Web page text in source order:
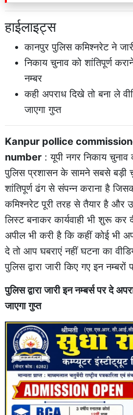
हाईलाइट्स
कानपुर पुलिस कमिश्नरेट ने
निकाय चुनाव को शांतिपूर्ण
नम्बर
कही अपराध दिखे तो बना ले
जाएगा गुप्त
Kanpur pollice
number : यूपी नगर निकाय
पुलिस प्रशासन के सामने सबसे बड़ी
शांतिपूर्ण ढंग से संपन्न कराना है
कमिश्नरेट पूरी तरह से तैयार है और
लिस्ट बनाकर कार्यवाही भी शुरू कर
अपील भी करी है कि कहीं कोई भी
दे तो आप घबराएं नहीं घटना का
पुलिस द्वारा जारी किए गए इन
पुलिस द्वारा जारी इन नम्बर्स पर दे
जाएगा गुप्त